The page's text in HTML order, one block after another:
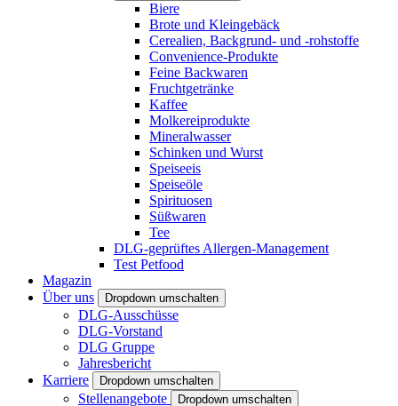
Biere
Brote und Kleingebäck
Cerealien, Backgrund- und -rohstoffe
Convenience-Produkte
Feine Backwaren
Fruchtgetränke
Kaffee
Molkereiprodukte
Mineralwasser
Schinken und Wurst
Speiseeis
Speiseöle
Spirituosen
Süßwaren
Tee
DLG-geprüftes Allergen-Management
Test Petfood
Magazin
Über uns
Dropdown umschalten
DLG-Ausschüsse
DLG-Vorstand
DLG Gruppe
Jahresbericht
Karriere
Dropdown umschalten
Stellenangebote Dropdown umschalten